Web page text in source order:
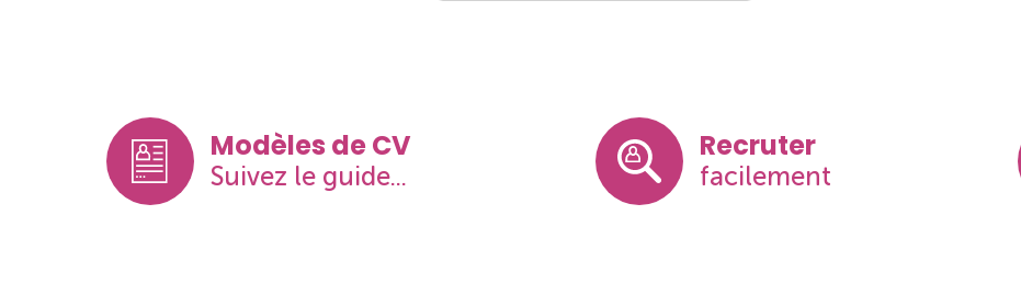
Modèles de CV
Suivez le guide...
Recruter
facilement